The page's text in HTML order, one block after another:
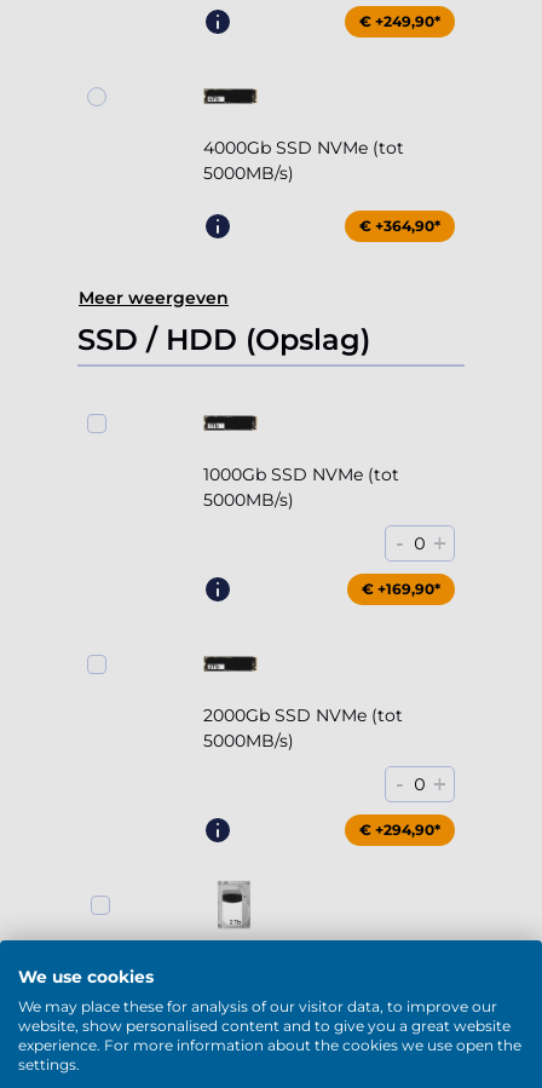
€ +249,90*
4000Gb SSD NVMe (tot
5000MB/s)
€ +364,90*
Meer weergeven
SSD / HDD (Opslag)
1000Gb SSD NVMe (tot
5000MB/s)
- 0 +
€ +169,90*
2000Gb SSD NVMe (tot
5000MB/s)
- 0 +
€ +294,90*
- 0 +
€ +169,90*
We use cookies
We may place these for analysis of our visitor data, to improve our
website, show personalised content and to give you a great website
experience. For more information about the cookies we use open the
settings.